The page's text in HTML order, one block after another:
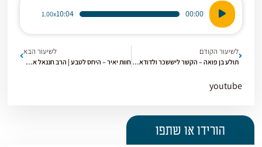
נגן
אודיו
00:00
10:04
1.00x
לשיעור הקודם
תולע בן פואה – הקשר ליששכר ולדודאים | הרב חננאל אתרוג | ספר שופטים | תשפ"ו [24]
לשיעור הבא
חוות יאיר – היחס לטבע | הרב חננאל אתרוג | ספר שופטים | תשפ"ו [26]
youtube
הורידו או שתפו